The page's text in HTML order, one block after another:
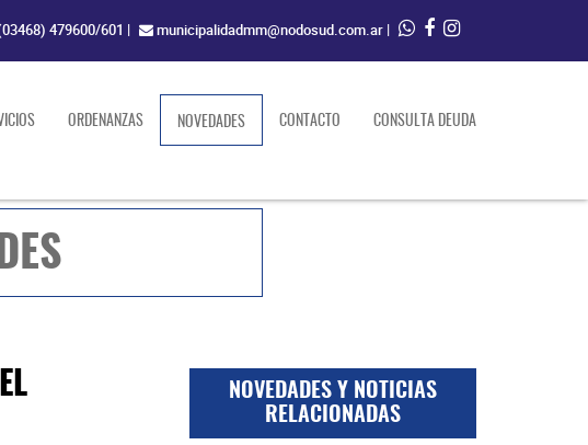
479600/601 | municipalidadmm@nodosud.com.ar |
ORDENANZAS NOVEDADES(current)CONTACTO CONSULTA DEUDA
NOVEDADES Y NOTICIAS
RELACIONADAS